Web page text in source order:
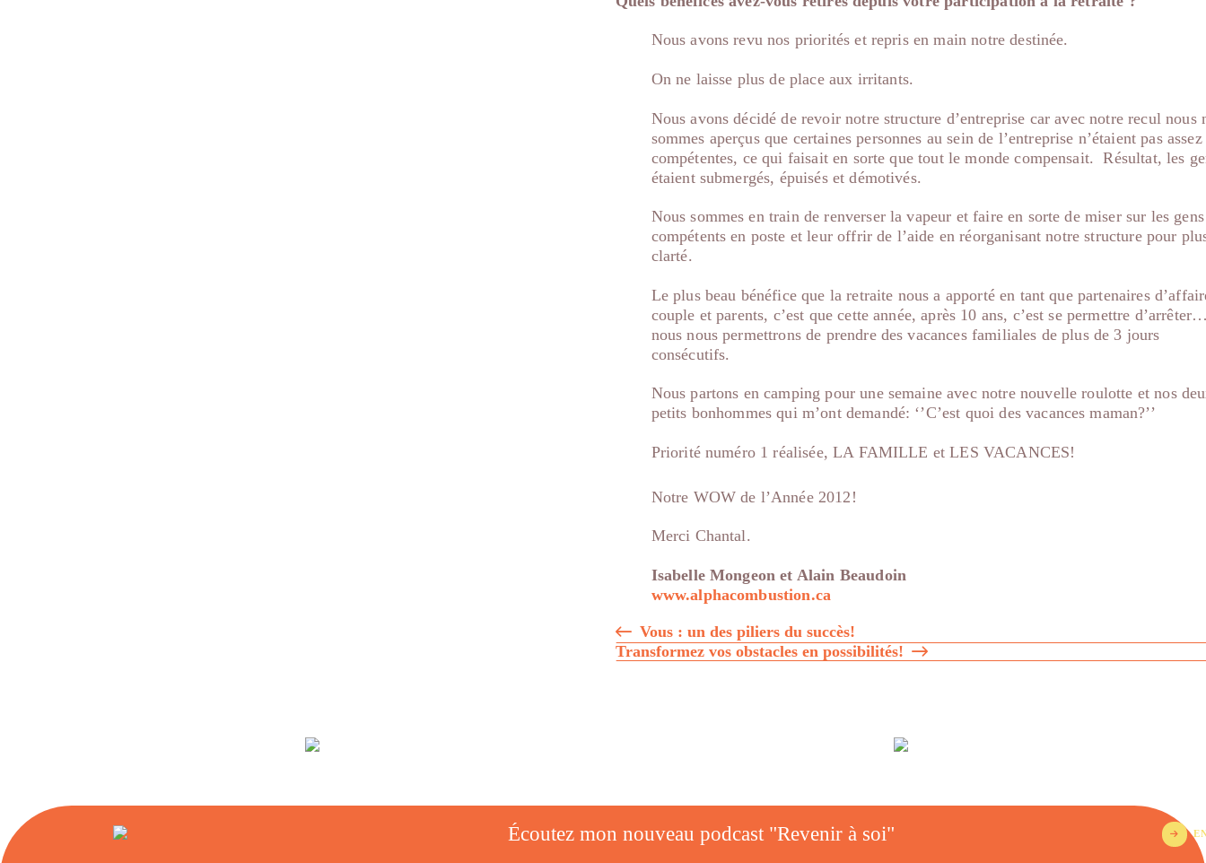
Nous avons revu nos priorités et repris en main notre destinée.
On ne laisse plus de place aux irritants.
Nous avons décidé de revoir notre structure d’entreprise car avec notre recul nous
sommes aperçus que certaines personnes au sein de l’entreprise n’étaient pas assez
compétentes, ce qui faisait en sorte que tout le monde compensait. Résultat, les
étaient submergés, épuisés et démotivés.
Nous sommes en train de renverser la vapeur et faire en sorte de miser sur les gens
compétents en poste et leur offrir de l’aide en réorganisant notre structure pour
clarté.
Le plus beau bénéfice que la retraite nous a apporté en tant que partenaires
couple et parents, c’est que cette année, après 10 ans, c’est se permettre
nous nous permettrons de prendre des vacances familiales de plus de 3 jours
consécutifs.
Nous partons en camping pour une semaine avec notre nouvelle roulotte et nos
petits bonhommes qui m’ont demandé: ‘’C’est quoi des vacances maman?’’
Priorité numéro 1 réalisée, LA FAMILLE et LES VACANCES!
Notre WOW de l’Année 2012!
Merci Chantal.
Isabelle Mongeon et Alain Beaudoin
www.alphacombustion.ca
Navigation
de
Vous : un des piliers du succès!
Transformez vos obstacles en possibilités!
Écoutez mon nouveau podcast "Revenir à soi"